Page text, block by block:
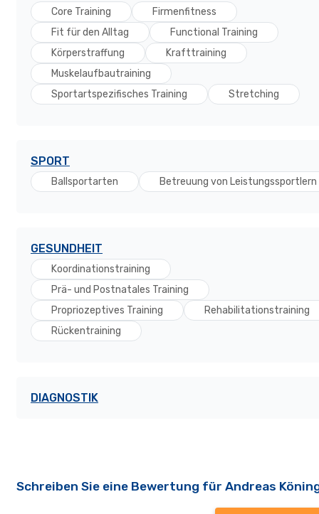
Core Training
Firmenfitness
Fit für den Alltag
Functional Training
Körperstraffung
Krafttraining
Muskelaufbautraining
Sportartspezifisches Training
Stretching
SPORT
Ballsportarten Betreuung von Leistungssportlern
GESUNDHEIT
Koordinationstraining
Prä- und Postnatales Training
Propriozeptives Training
Rehabilitationstraining
Rückentraining
DIAGNOSTIK
Schreiben Sie eine Bewertung für Andreas